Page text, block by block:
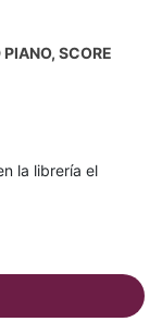
SCORE
la librería el